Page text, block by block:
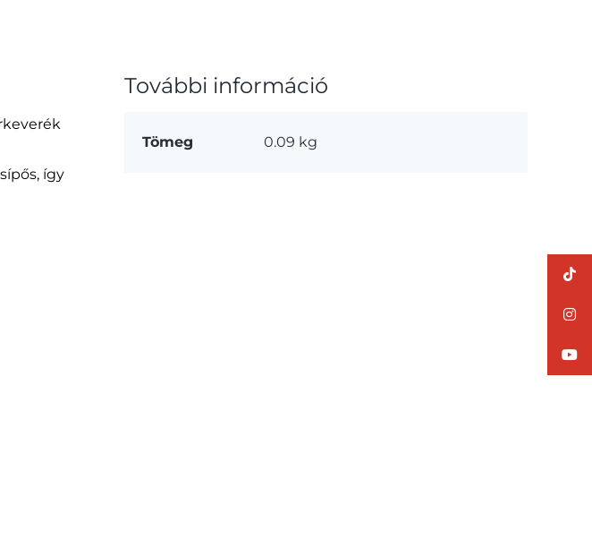
így
További információ
Tömeg 0.09 kg